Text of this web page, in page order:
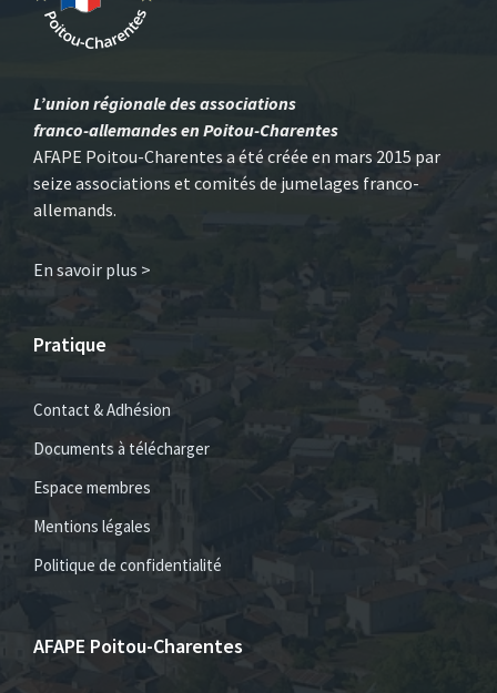
L’union régionale des associations
franco-allemandes en Poitou-Charentes
AFAPE Poitou-Charentes a été créée en mars 2015 par
seize associations et comités de jumelages franco-
allemands.
En savoir plus >
Pratique
Contact & Adhésion
Documents à télécharger
Espace membres
Mentions légales
Politique de confidentialité
AFAPE Poitou-Charentes